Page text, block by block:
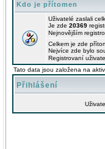
Kdo je přítomen
Uživatelé zaslali
Je zde 20369
Nejnovějším
Celkem je zde
Nejvíce zde bylo
Registrovaní
Tato data jsou založena na
Přihlášení